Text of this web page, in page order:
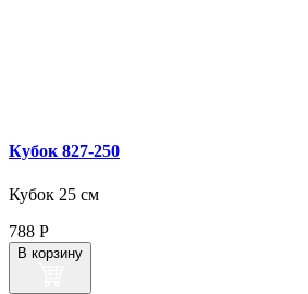
Кубок 827‑250
Кубок 25 см
788 Р
В корзину